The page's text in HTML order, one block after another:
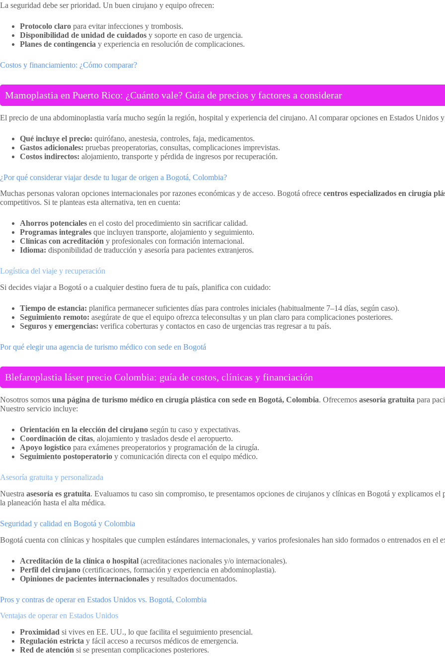
La seguridad debe ser prioridad. Un buen cirujano y equipo ofrecen:
Protocolo claro para evitar infecciones y trombosis.
Disponibilidad de unidad de cuidados y soporte en caso de urgencia.
Planes de contingencia y experiencia en resolución de complicaciones.
Costos y financiamiento: ¿Cómo comparar?
Mamoplastia en Puerto Rico: ¿Cuánto vale? Guía de precios y factores a considerar
El precio de una abdominoplastia varía mucho según la región, hospital y experiencia del cirujano. Al comparar opciones en Estados Unidos
Qué incluye el precio: quirófano, anestesia, controles, faja, medicamentos.
Gastos adicionales: pruebas preoperatorias, consultas, complicaciones imprevistas.
Costos indirectos: alojamiento, transporte y pérdida de ingresos por recuperación.
¿Por qué considerar viajar desde tu lugar de origen a Bogotá, Colombia?
Muchas personas valoran opciones internacionales por razones económicas y de acceso. Bogotá ofrece centros especializados en cirugía
competitivos. Si te planteas esta alternativa, ten en cuenta:
Ahorros potenciales en el costo del procedimiento sin sacrificar calidad.
Programas integrales que incluyen transporte, alojamiento y seguimiento.
Clínicas con acreditación y profesionales con formación internacional.
Idioma: disponibilidad de traducción y asesoría para pacientes extranjeros.
Logística del viaje y recuperación
Si decides viajar a Bogotá o a cualquier destino fuera de tu país, planifica con cuidado:
Tiempo de estancia: planifica permanecer suficientes días para controles iniciales (habitualmente 7–14 días, según caso).
Seguimiento remoto: asegúrate de que el equipo ofrezca teleconsultas y un plan claro para complicaciones posteriores.
Seguros y emergencias: verifica coberturas y contactos en caso de urgencias tras regresar a tu país.
Por qué elegir una agencia de turismo médico con sede en Bogotá
Blefaroplastia láser precio Colombia: guía de costos, clínicas y financiación
Nosotros somos una página de turismo médico en cirugía plástica con sede en Bogotá, Colombia. Ofrecemos asesoría gratuita para
Nuestro servicio incluye:
Orientación en la elección del cirujano según tu caso y expectativas.
Coordinación de citas, alojamiento y traslados desde el aeropuerto.
Apoyo logístico para exámenes preoperatorios y programación de la cirugía.
Seguimiento postoperatorio y comunicación directa con el equipo médico.
Asesoría gratuita y personalizada
Nuestra asesoría es gratuita. Evaluamos tu caso sin compromiso, te presentamos opciones de cirujanos y clínicas en Bogotá y explicamos
la planeación hasta el alta médica.
Seguridad y calidad en Bogotá y Colombia
Bogotá cuenta con clínicas y hospitales que cumplen estándares internacionales, y varios profesionales han sido formados o entrenados en
Acreditación de la clínica o hospital (acreditaciones nacionales y/o internacionales).
Perfil del cirujano (certificaciones, formación y experiencia en abdominoplastia).
Opiniones de pacientes internacionales y resultados documentados.
Pros y contras de operar en Estados Unidos vs. Bogotá, Colombia
Ventajas de operar en Estados Unidos
Proximidad si vives en EE. UU., lo que facilita el seguimiento presencial.
Regulación estricta y fácil acceso a recursos médicos de emergencia.
Red de atención si se presentan complicaciones posteriores.